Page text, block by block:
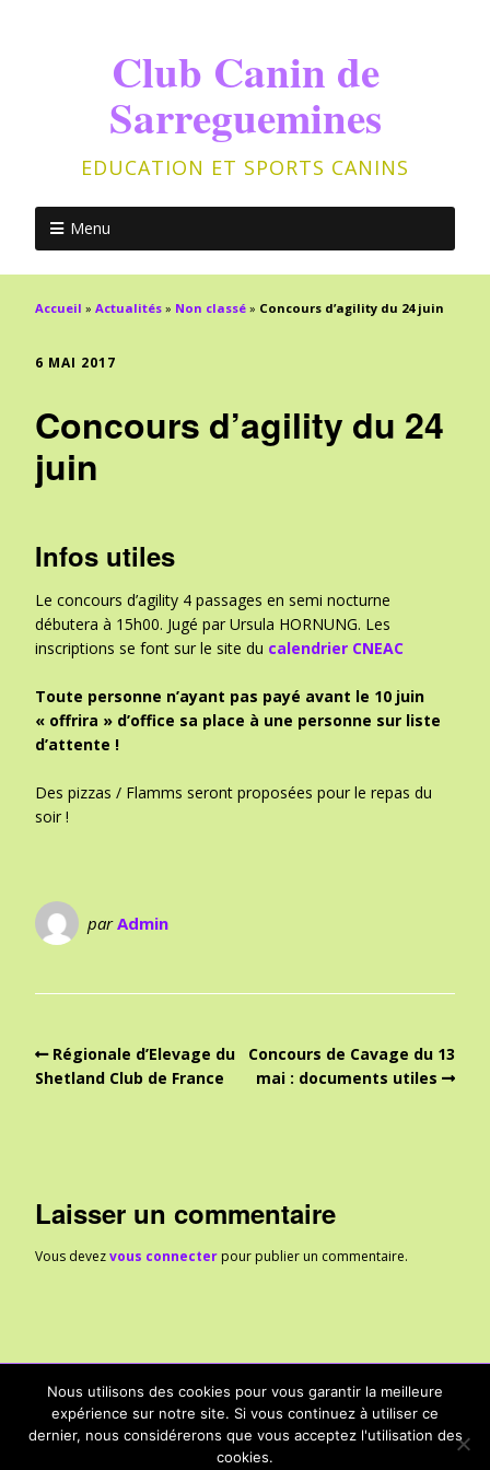
Club Canin de
Sarreguemines
EDUCATION ET SPORTS CANINS
Menu
Accueil » Actualités » Non classé » Concours d’agility du 24 juin
6 MAI 2017
Concours d’agility du 24
juin
Infos utiles
Le concours d’agility 4 passages en semi nocturne
débutera à 15h00. Jugé par Ursula HORNUNG. Les
inscriptions se font sur le site du calendrier CNEAC
Toute personne n’ayant pas payé avant le 10 juin
« offrira » d’office sa place à une personne sur liste
d’attente !
Des pizzas / Flamms seront proposées pour le repas du
soir !
parAdmin
Régionale d’Elevage du
Shetland Club de France
Concours de Cavage du 13
mai : documents utiles
Laisser un commentaire
Vous devezvous connecter pour publier un commentaire.
ccsarreguemines@gmail.com - Rue Dominique d'Hausen 57200
Sarreguemines - Site géré par Caroline F.
. Your friendly WordPress page builder theme.
Nous utilisons des cookies pour vous garantir la meilleure
expérience sur notre site. Si vous continuez à utiliser ce
dernier, nous considérerons que vous acceptez l'utilisation des
cookies.